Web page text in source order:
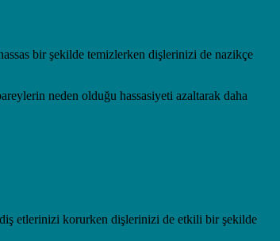
hassas bir şekilde temizlerken dişlerinizi de nazikçe
neden olduğu hassasiyeti azaltarak daha
diş etlerinizi korurken dişlerinizi de etkili bir şekilde